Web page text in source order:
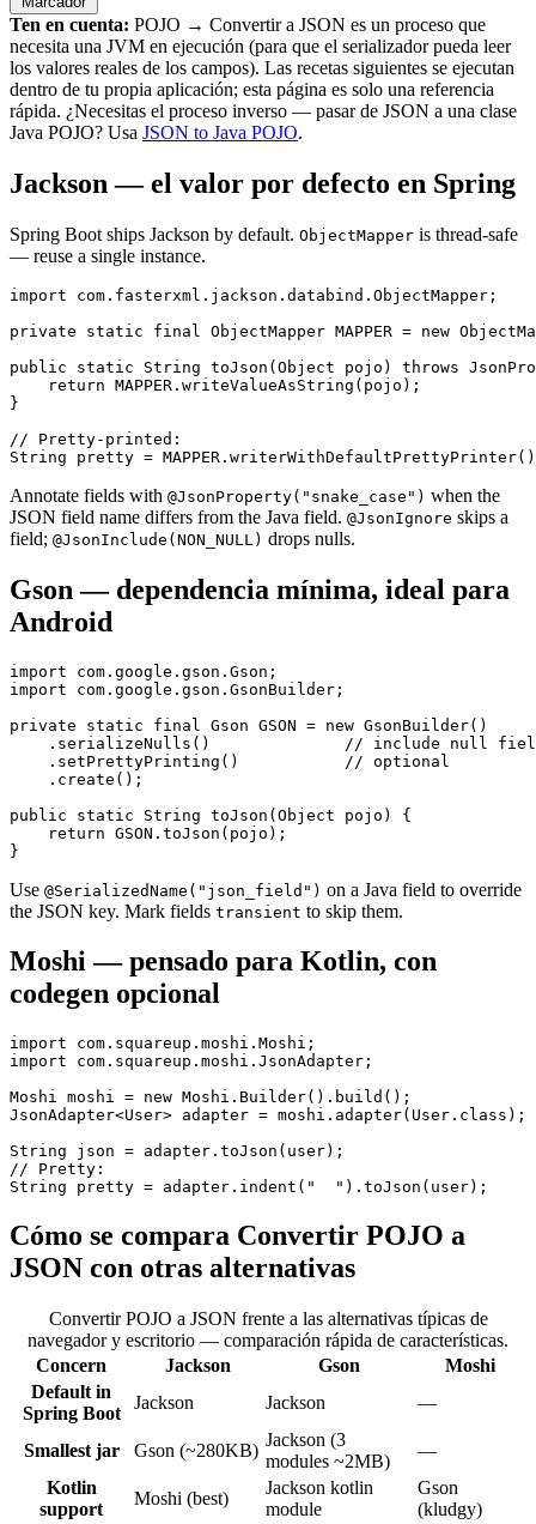
Ten en cuenta: POJO → Convertir a JSON es un proceso que
necesita una JVM en ejecución (para que el serializador pueda leer
los valores reales de los campos). Las recetas siguientes se ejecutan
dentro de tu propia aplicación; esta página es solo una referencia
rápida. ¿Necesitas el proceso inverso — pasar de JSON a una clase
Java POJO? Usa JSON to Java POJO.
Jackson — el valor por defecto en Spring
Spring Boot ships Jackson by default. ObjectMapper is thread-safe
— reuse a single instance.
import com.fasterxml.jackson.databind.ObjectMapper;
private static final ObjectMapper MAPPER = new
public static String toJson(Object pojo) throws
    return MAPPER.writeValueAsString(pojo);
}
// Pretty-printed:
String pretty =
Annotate fields with @JsonProperty("snake_case") when the
JSON field name differs from the Java field. @JsonIgnore skips a
field; @JsonInclude(NON_NULL) drops nulls.
Gson — dependencia mínima, ideal para
Android
import com.google.gson.Gson;
import com.google.gson.GsonBuilder;
private static final Gson GSON = new GsonBuilder()
.serializeNulls()              // include null
    .setPrettyPrinting()           // optional
    .create();
public static String toJson(Object pojo) {
    return GSON.toJson(pojo);
}
Use @SerializedName("json_field") on a Java field to override
the JSON key. Mark fields transient to skip them.
Moshi — pensado para Kotlin, con
codegen opcional
import com.squareup.moshi.Moshi;
import com.squareup.moshi.JsonAdapter;
Moshi moshi = new Moshi.Builder().build();
JsonAdapter<User> adapter = moshi.adapter(User.class);
String json = adapter.toJson(user);
// Pretty:
String pretty = adapter.indent("  ").toJson(user);
Cómo se compara Convertir POJO a
JSON con otras alternativas
Convertir POJO a JSON frente a las alternativas típicas de
navegador y escritorio — comparación rápida de características.
Concern
Jackson Gson
Moshi
Default in
Spring Boot
Jackson Jackson —
Smallest jar Gson (~280KB)
Jackson (3
modules ~2MB)
—
Kotlin
support
Moshi (best)
Jackson kotlin
module
Gson
(kludgy)